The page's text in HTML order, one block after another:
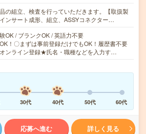
の組立、検査を行っていただきます。【取扱製
ンサート成形、組立、ASSYコネクター…
OK / ブランクOK / 英語力不要
！〇まずは事前登録だけでもOK！履歴書不要
ンライン登録★氏名・職種などを入力す…
30代 40代 50代 60代
応募へ進む 詳しく見る